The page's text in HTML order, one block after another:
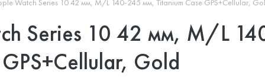
iPad 10.9 (2022)
iPad Air (2020)
Macbook Air
Macbook Pro
Watch Series 10 42 мм, M/L 140-245 мм, Titanium Case GPS+Cellular,
Series 10 42 мм, M/L
Gold